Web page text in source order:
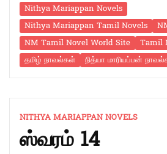
கிட்டத்தட்ட பதினைந்து வேறுபட்டத்
ஒவ்வொன்றிலும் குறைந்தது பத்து
மேலாளர் வீதம் மொத்தம் நூற்றி
பணிபுரிந்து வந்தனர். கிட்டத்தட்ட
1”
Nithya Mariappan Novels
Nithya Mariappan Tamil Novels
NM Tamil Novel World Site
Tamil
தமிழ் நாவல்கள்
நித்யா மாரியப்பன்
NITHYA MARIAPPAN NOVELS
ஸ்வரம் 14